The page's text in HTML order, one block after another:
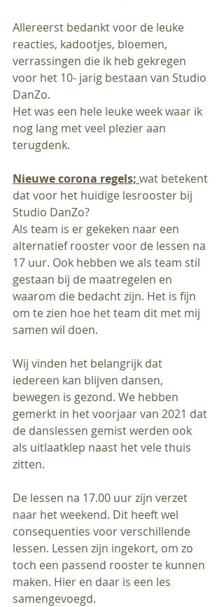
Allereerst bedankt voor de leuke
reacties, kadootjes, bloemen,
verrassingen die ik heb gekregen
voor het 10- jarig bestaan van Studio
DanZo.
Het was een hele leuke week waar ik
nog lang met veel plezier aan
terugdenk.
Nieuwe corona regels; wat betekent
dat voor het huidige lesrooster bij
Studio DanZo?
Als team is er gekeken naar een
alternatief rooster voor de lessen na
17 uur. Ook hebben we als team stil
gestaan bij de maatregelen en
waarom die bedacht zijn. Het is fijn
om te zien hoe het team dit met mij
samen wil doen.
Wij vinden het belangrijk dat
iedereen kan blijven dansen,
bewegen is gezond. We hebben
gemerkt in het voorjaar van 2021 dat
de danslessen gemist werden ook
als uitlaatklep naast het vele thuis
zitten.
De lessen na 17.00 uur zijn verzet
naar het weekend. Dit heeft wel
consequenties voor verschillende
lessen. Lessen zijn ingekort, om zo
toch een passend rooster te kunnen
maken. Hier en daar is een les
samengevoegd.